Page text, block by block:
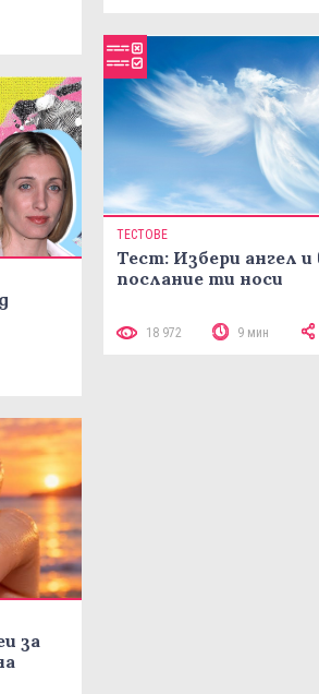
за
ТЕСТОВЕ
Тест: Избери ангел
послание ти носи
18 972 9 мин